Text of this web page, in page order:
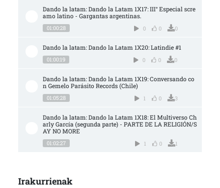
Dando la latam: Dando la Latam 1X17: III° Especial scre
amo latino - Gargantas argentinas.
01:00:28 0 0 0
Dando la latam: Dando la Latam 1X20: Latindie #1
01:00:19 0 0 0
Dando la latam: Dando la Latam 1X19: Conversando co
n Gemelo Parásito Records (Chile)
01:05:28 1 0 3
Dando la latam: Dando la Latam 1X18: El Multiverso Ch
arly García (segunda parte) - PARTE DE LA RELIGIÓN/S
AY NO MORE
01:02:27 1 0 1
Irakurrienak